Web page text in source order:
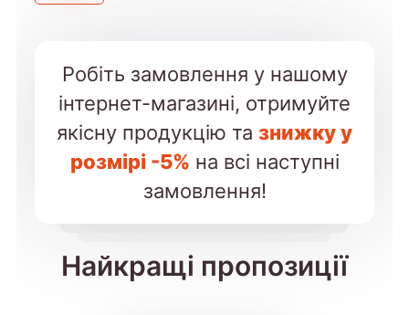
Робіть замовлення у нашому
інтернет-магазині, отримуйте
якісну продукцію та знижку у
розмірі -5% на всі наступні
замовлення!
Найкращі пропозиції